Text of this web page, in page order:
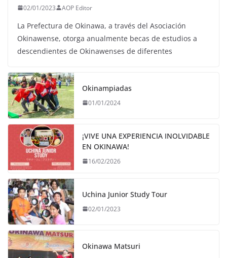
02/01/2023 AOP Editor
La Prefectura de Okinawa, a través del Asociación
Okinawense, otorga anualmente becas de estudios a
descendientes de Okinawenses de diferentes
Okinampiadas
01/01/2024
¡VIVE UNA EXPERIENCIA INOLVIDABLE
EN OKINAWA!
16/02/2026
Uchina Junior Study Tour
02/01/2023
Okinawa Matsuri